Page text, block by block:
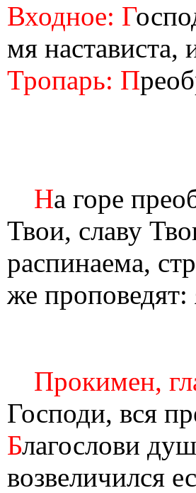
Входное: Г
мя настависта,
Тропарь: П
На горе
Твои, славу
распинаема,
же
Прокимен,
Господи, вся
Благослови
возвеличился